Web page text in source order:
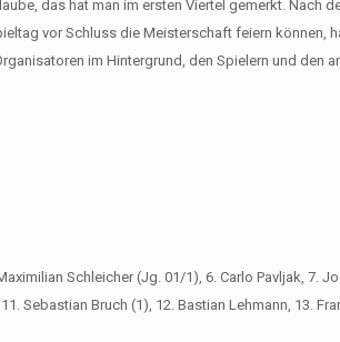
das hat man im ersten Viertel gemerkt. Nach
vor Schluss die Meisterschaft feiern können,
im Hintergrund, den Spielern und den
Schleicher (Jg. 01/1), 6. Carlo Pavljak, 7.
Sebastian Bruch (1), 12. Bastian Lehmann, 13.